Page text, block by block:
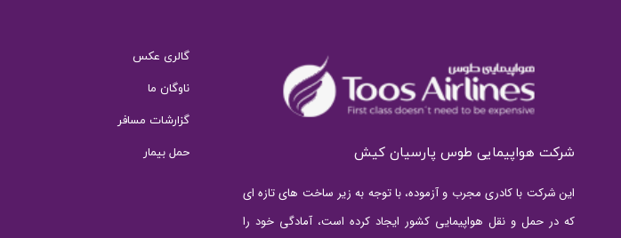
شرکت هواپیمایی طوس پارسیان کیش
این شرکت با کادری مجرب و آزموده، با توجه به زیر ساخت های تازه ای
که در حمل و نقل هواپیمایی کشور ایجاد کرده است، آمادگی خود را
گالری عکس
ناوگان ما
گزارشات مسافر
حمل بیمار